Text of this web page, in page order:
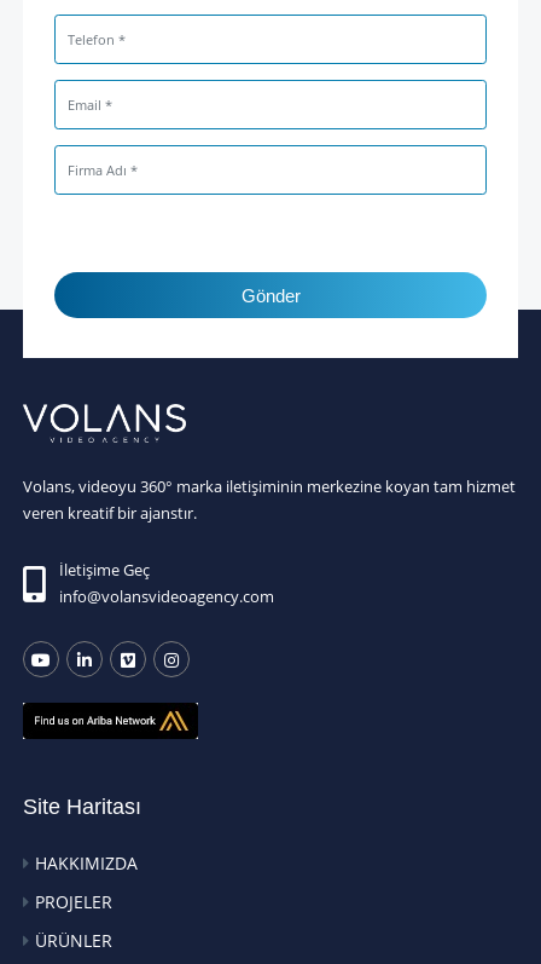
Gönder
Volans, videoyu 360° marka iletişiminin merkezine koyan tam hizmet
veren kreatif bir ajanstır.
İletişime Geç
info@volansvideoagency.com
Site Haritası
HAKKIMIZDA
PROJELER
ÜRÜNLER